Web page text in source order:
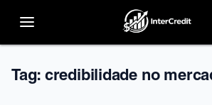
Tag: credibilidade no